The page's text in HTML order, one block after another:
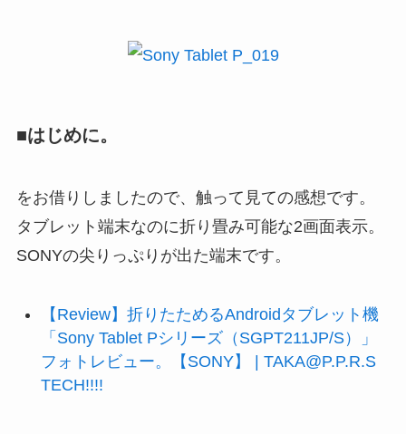
■はじめに。
をお借りしましたので、触って見ての感想です。
タブレット端末なのに折り畳み可能な2画面表示。
SONYの尖りっぷりが出た端末です。
【Review】折りたためるAndroidタブレット機
「Sony Tablet Pシリーズ（SGPT211JP/S）」
フォトレビュー。【SONY】 | TAKA@P.P.R.S
TECH!!!!